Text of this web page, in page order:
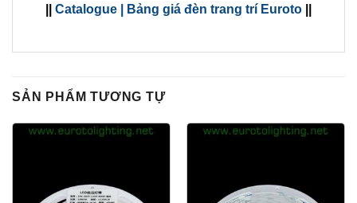
Catalogue | Bảng giá đèn trang trí Euroto
SẢN PHẨM TƯƠNG TỰ